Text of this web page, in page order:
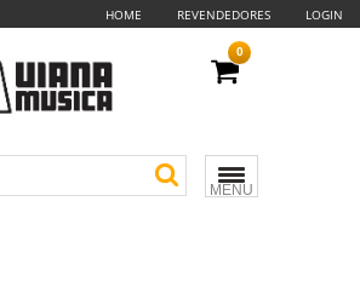
HOME REVENDEDORES LOGIN
MENU
0